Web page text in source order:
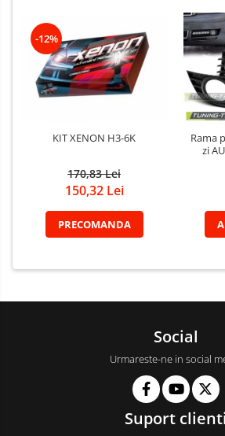
-12%
KIT XENON H3-6K
170,83 Lei
150,32 Lei
PRECOMANDA
Rama
zi
Social
Urmareste-ne in social
Suport clienti